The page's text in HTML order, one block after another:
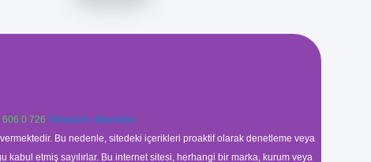
0 726 Telegram: @karabul
Bu nedenle, sitedeki içerikleri proaktif olarak denetleme veya
etmiş sayılırlar. Bu internet sitesi, herhangi bir marka, kurum veya